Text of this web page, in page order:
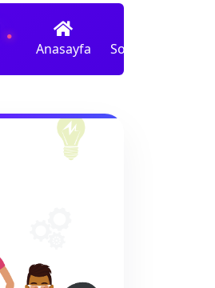
.
Anasayfa Sohbet